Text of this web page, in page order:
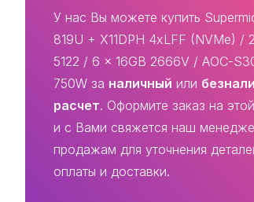
У нас Вы можете купить
819U + X11DPH 4xLFF (NVMe) /
5122 / 6 x 16GB 2666V / AOC-
750W за наличный или
расчет. Оформите заказ на
и с Вами свяжется наш
продажам для уточнения
оплаты и доставки.